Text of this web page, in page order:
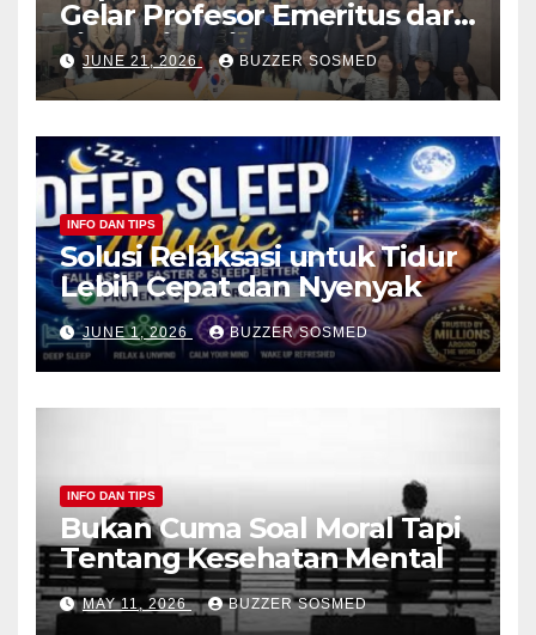
Gelar Profesor Emeritus dari
Silla University, Busan Korsel
JUNE 21, 2026 BUZZER SOSMED
INFO DAN TIPS
Solusi Relaksasi untuk Tidur
Lebih Cepat dan Nyenyak
JUNE 1, 2026 BUZZER SOSMED
INFO DAN TIPS
Bukan Cuma Soal Moral Tapi
Tentang Kesehatan Mental
MAY 11, 2026 BUZZER SOSMED